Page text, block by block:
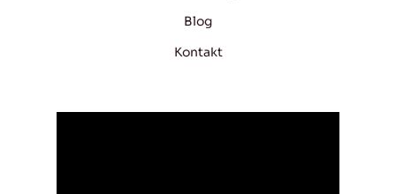
Blog
Kontakt